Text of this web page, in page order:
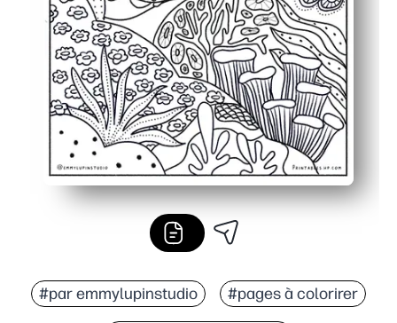
#par emmylupinstudio #pages à colorirer